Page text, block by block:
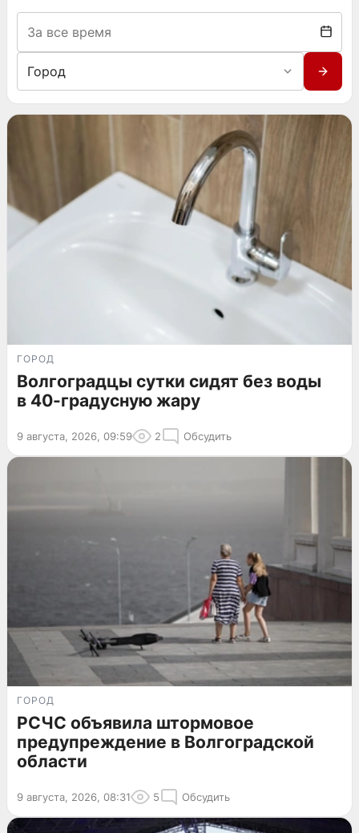
ГОРОД
Волгоградцы сутки сидят без воды
в 40-градусную жару
9 августа, 2026, 09:59 2 Обсудить
ГОРОД
РСЧС объявила штормовое
предупреждение в Волгоградской
области
9 августа, 2026, 08:31 5 Обсудить